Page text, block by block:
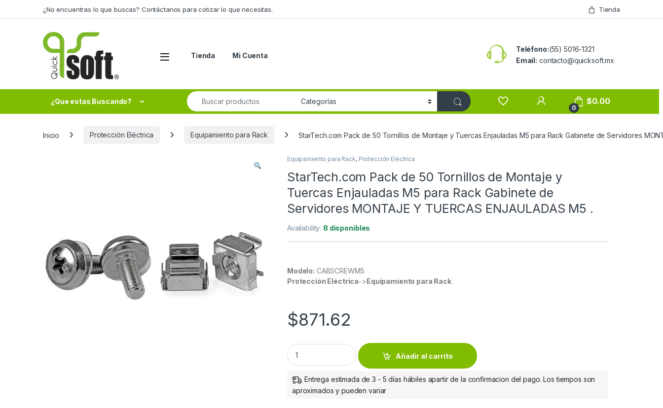
¿No encuentras lo que buscas? Contáctanos para cotizar lo que necesitas. Tienda
Tienda Mi Cuenta
Teléfono:(55) 5016-1321
Email: contacto@quicksoft.mx
¿Que estas Buscando?
Search for:
0
$0.00
Inicio Protección Eléctrica Equipamiento para Rack StarTech.com Pack de 50 Tornillos de Montaje y Tuercas Enjauladas M5 para Rack Gabinete de Servidores
Equipamiento para Rack, Protección Eléctrica
StarTech.com Pack de 50 Tornillos de Montaje y
Tuercas Enjauladas M5 para Rack Gabinete de
Servidores MONTAJE Y TUERCAS ENJAULADAS M5 .
Availability: 8 disponibles
Modelo: CABSCREWM5
Protección Eléctrica->Equipamiento para Rack
$871.62
StarTech.com Pack de 50 Tornillos de Montaje y Tuercas Enjauladas M5 para Rack Gabinete de Servidores
Añadir al carrito
Entrega estimada de 3 - 5 días hábiles apartir de la confirmacion del pago. Los tiempos son
aproximados y pueden variar